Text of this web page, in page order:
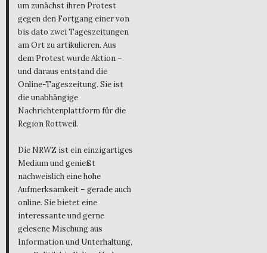
um zunächst ihren Protest
gegen den Fortgang einer von
bis dato zwei Tageszeitungen
am Ort zu artikulieren. Aus
dem Protest wurde Aktion –
und daraus entstand die
Online-Tageszeitung. Sie ist
die unabhängige
Nachrichtenplattform für die
Region Rottweil.
Die NRWZ ist ein einzigartiges
Medium und genießt
nachweislich eine hohe
Aufmerksamkeit – gerade auch
online. Sie bietet eine
interessante und gerne
gelesene Mischung aus
Information und Unterhaltung,